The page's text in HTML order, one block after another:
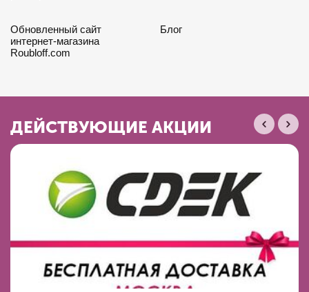
Обновленный сайт
интернет-магазина
Roubloff.com
Блог
ДЕЙСТВУЮЩИЕ АКЦИИ